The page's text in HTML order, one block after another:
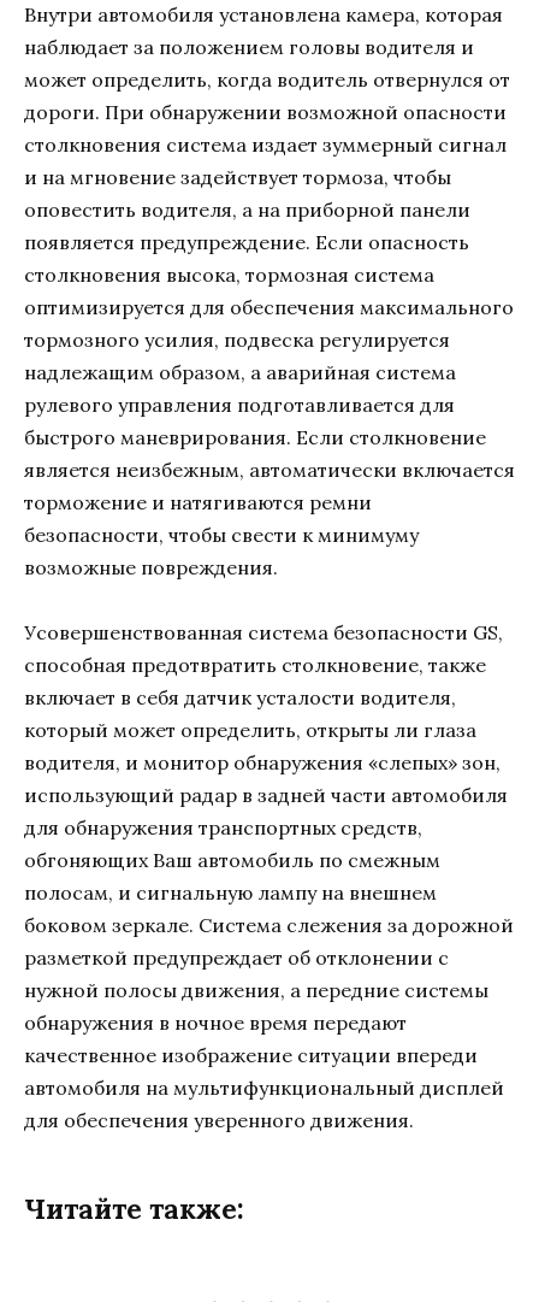
Внутри автомобиля установлена камера, которая
наблюдает за положением головы водителя и
может определить, когда водитель отвернулся от
дороги. При обнаружении возможной опасности
столкновения система издает зуммерный сигнал
и на мгновение задействует тормоза, чтобы
оповестить водителя, а на приборной панели
появляется предупреждение. Если опасность
столкновения высока, тормозная система
оптимизируется для обеспечения максимального
тормозного усилия, подвеска регулируется
надлежащим образом, а аварийная система
рулевого управления подготавливается для
быстрого маневрирования. Если столкновение
является неизбежным, автоматически включается
торможение и натягиваются ремни
безопасности, чтобы свести к минимуму
возможные повреждения.
Усовершенствованная система безопасности GS,
способная предотвратить столкновение, также
включает в себя датчик усталости водителя,
который может определить, открыты ли глаза
водителя, и монитор обнаружения «слепых» зон,
использующий радар в задней части автомобиля
для обнаружения транспортных средств,
обгоняющих Ваш автомобиль по смежным
полосам, и сигнальную лампу на внешнем
боковом зеркале. Система слежения за дорожной
разметкой предупреждает об отклонении с
нужной полосы движения, а передние системы
обнаружения в ночное время передают
качественное изображение ситуации впереди
автомобиля на мультифункциональный дисплей
для обеспечения уверенного движения.
Читайте также: